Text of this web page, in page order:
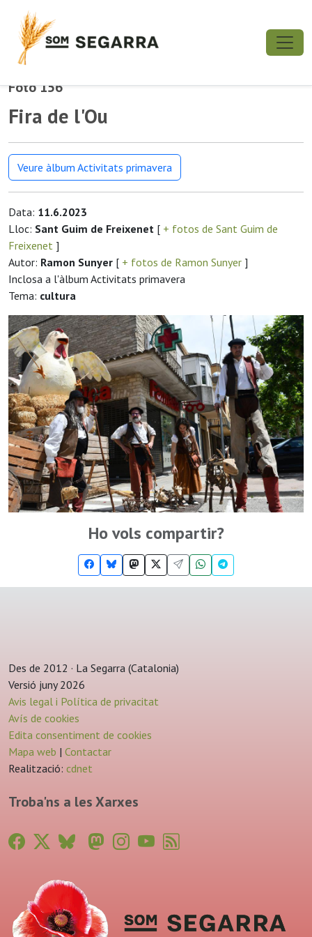
Foto 156
Fira de l'Ou
Veure àlbum Activitats primavera
Data: 11.6.2023
Lloc: Sant Guim de Freixenet [ + fotos de Sant Guim de
Freixenet ]
Autor: Ramon Sunyer [ + fotos de Ramon Sunyer ]
Inclosa a l'àlbum Activitats primavera
Tema: cultura
Ho vols compartir?
Des de 2012 · La Segarra (Catalonia)
Versió juny 2026
Avis legal i Política de privacitat
Avís de cookies
Edita consentiment de cookies
Mapa web | Contactar
Realització: cdnet
Troba'ns a les Xarxes